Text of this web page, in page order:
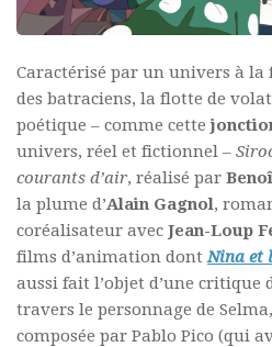
Caractérisé par un univers à la
des batraciens, la flotte de
poétique – comme cette
univers, réel et fictionnel –
courants d’air, réalisé par
la plume d’Alain Gagnol,
coréalisateur avec Jean-Loup
films d’animation dontNina et
aussi fait l’objet d’une critique
travers le personnage de
composée par Pablo Pico (qui